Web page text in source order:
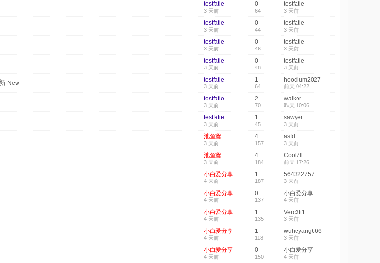
testfatie
3 天前
0
64
testfatie
3 天前
testfatie
3 天前
0
44
testfatie
3 天前
testfatie
3 天前
0
46
testfatie
3 天前
testfatie
3 天前
0
48
testfatie
3 天前
New testfatie
3 天前
1
64
hoodlum2027
前天 04:22
testfatie
3 天前
2
70
walker
昨天 10:06
testfatie
3 天前
1
45
sawyer
3 天前
池鱼鸢
3 天前
4
157
asfd
3 天前
池鱼鸢
3 天前
4
184
Cool7ll
前天 17:26
小白爱分享
4 天前
1
187
564322757
3 天前
小白爱分享
4 天前
0
137
小白爱分享
4 天前
小白爱分享
4 天前
1
135
Verc3tt1
3 天前
小白爱分享
4 天前
1
118
wuheyang666
3 天前
小白爱分享
4 天前
0
150
小白爱分享
4 天前